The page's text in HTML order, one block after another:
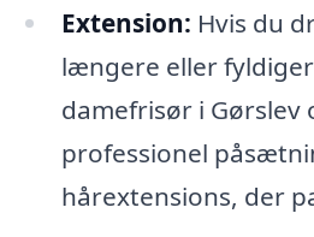
Extension: Hvis du
længere eller
damefrisør i Gørslev
professionel
hårextensions, der